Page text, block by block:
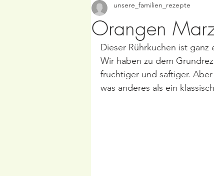
LowCarb Vegetarisch
Salate Beilagen
Frühling/Ostern
Orangen
unsere_familien_rezepte
Dieser Rührkuchen ist
Wir haben zu dem
fruchtiger und saftiger.
was anderes als ein